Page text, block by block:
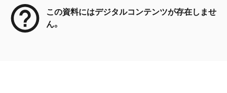
この資料にはデジタルコンテンツが存在しませ
ん。